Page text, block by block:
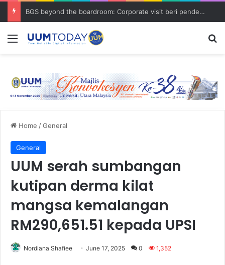
BGS beyond the boardroom: Corporate visit beri pendedahan dunia korporat kepada PELAJAR UUM
Menu
Home /General
General
UUM serah sumbangan
kutipan derma kilat
mangsa kemalangan
RM290,651.51 kepada UPSI
Nordiana Shafiee June 17, 2025 0 1,352